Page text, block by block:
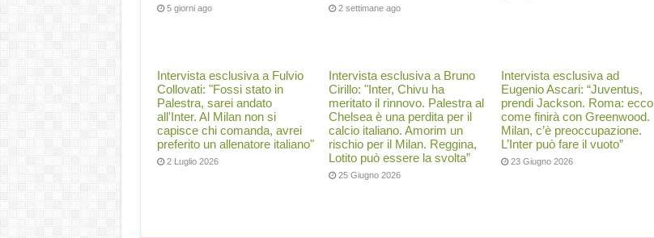
5 giorni ago 2 settimane ago
Intervista esclusiva a Fulvio
Collovati: "Fossi stato in
Palestra, sarei andato
all'Inter. Al Milan non si
capisce chi comanda, avrei
preferito un allenatore italiano"
2 Luglio 2026
Intervista esclusiva a Bruno
Cirillo: "Inter, Chivu ha
meritato il rinnovo. Palestra al
Chelsea è una perdita per il
calcio italiano. Amorim un
rischio per il Milan. Reggina,
Lotito può essere la svolta”
25 Giugno 2026
Intervista esclusiva ad
Eugenio Ascari: “Juventus,
prendi Jackson. Roma: ecco
come finirà con Greenwood.
Milan, c’è preoccupazione.
L’Inter può fare il vuoto”
23 Giugno 2026